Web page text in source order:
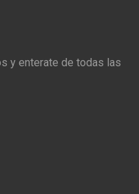
y enterate de todas las